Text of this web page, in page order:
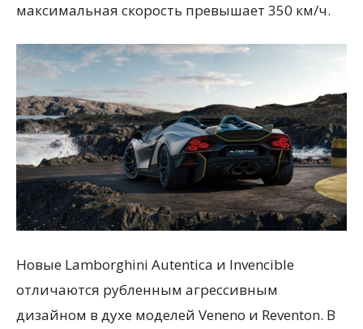
максимальная скорость превышает 350 км/ч.
Новые Lamborghini Autentica и Invencible
отличаются рубленным агрессивным
дизайном в духе моделей Veneno и Reventon. В